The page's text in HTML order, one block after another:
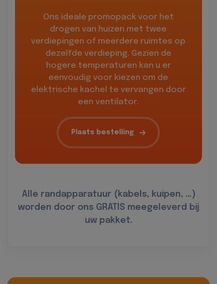
Ons ideale promopack voor het
drogen van huizen met twee
verdiepingen of meerdere ruimtes op
dezelfde verdieping. Gezien de
hogere temperaturen kan u er
eenvoudig voor kiezen om de
elektrische kachel te vervangen door
een ventilator.
Plaats bestelling
Alle randapparatuur (kabels, kuipen, …)
worden door ons GRATIS meegeleverd bij
uw pakket.